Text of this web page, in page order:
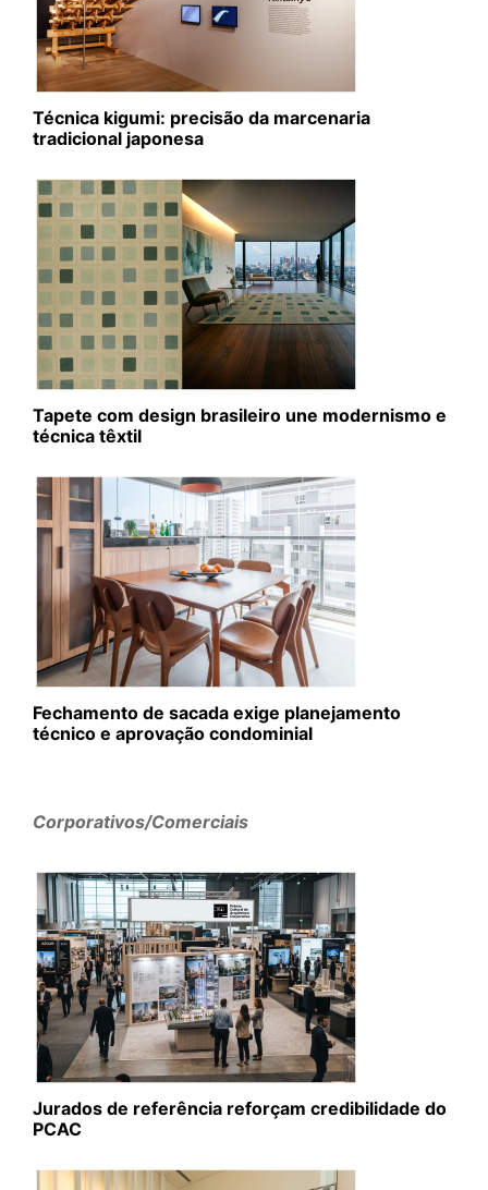
Técnica kigumi: precisão da marcenaria
tradicional japonesa
Tapete com design brasileiro une modernismo e
técnica têxtil
Fechamento de sacada exige planejamento
técnico e aprovação condominial
Corporativos/Comerciais
Jurados de referência reforçam credibilidade do
PCAC